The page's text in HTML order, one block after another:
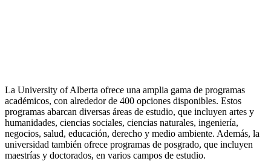
La University of Alberta ofrece una amplia gama de programas
académicos, con alrededor de 400 opciones disponibles. Estos
programas abarcan diversas áreas de estudio, que incluyen artes y
humanidades, ciencias sociales, ciencias naturales, ingeniería,
negocios, salud, educación, derecho y medio ambiente. Además, la
universidad también ofrece programas de posgrado, que incluyen
maestrías y doctorados, en varios campos de estudio.